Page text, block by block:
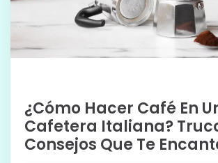
¿Cómo Hacer Café En
Cafetera Italiana?
Consejos Que Te